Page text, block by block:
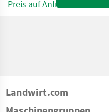
Preis auf Anfrage
Landwirt.com